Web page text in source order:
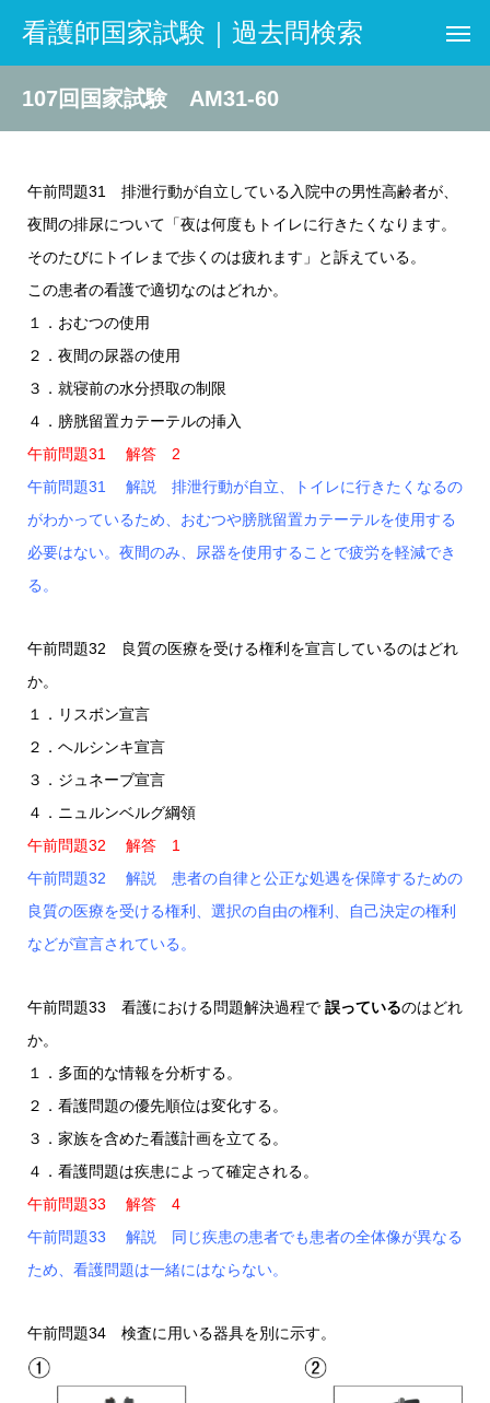
看護師国家試験｜過去問検索
107回国家試験 AM31-60
午前問題31 排泄行動が自立している入院中の男性高齢者が、
夜間の排尿について「夜は何度もトイレに行きたくなります。
そのたびにトイレまで歩くのは疲れます」と訴えている。
この患者の看護で適切なのはどれか。
１．おむつの使用
２．夜間の尿器の使用
３．就寝前の水分摂取の制限
４．膀胱留置カテーテルの挿入
午前問題31 解答 2
午前問題31 解説 排泄行動が自立、トイレに行きたくなるの
がわかっているため、おむつや膀胱留置カテーテルを使用する
必要はない。夜間のみ、尿器を使用することで疲労を軽減でき
る。
午前問題32 良質の医療を受ける権利を宣言しているのはどれ
か。
１．リスボン宣言
２．ヘルシンキ宣言
３．ジュネーブ宣言
４．ニュルンベルグ綱領
午前問題32 解答 1
午前問題32 解説 患者の自律と公正な処遇を保障するための
良質の医療を受ける権利、選択の自由の権利、自己決定の権利
などが宣言されている。
午前問題33 看護における問題解決過程で 誤っているのはどれ
か。
１．多面的な情報を分析する。
２．看護問題の優先順位は変化する。
３．家族を含めた看護計画を立てる。
４．看護問題は疾患によって確定される。
午前問題33 解答 4
午前問題33 解説 同じ疾患の患者でも患者の全体像が異なる
ため、看護問題は一緒にはならない。
午前問題34 検査に用いる器具を別に示す。